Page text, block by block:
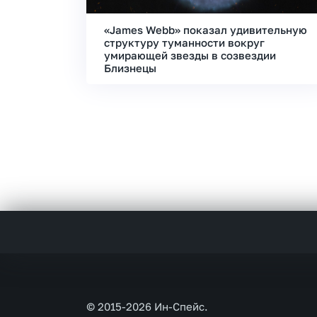
«James Webb» показал удивительную
структуру туманности вокруг
умирающей звезды в созвездии
Близнецы
© 2015-2026 Ин-Спейс.